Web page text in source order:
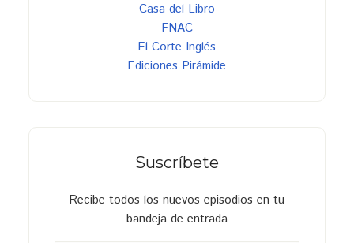
Casa del Libro
FNAC
El Corte Inglés
Ediciones Pirámide
Suscríbete
Recibe todos los nuevos episodios en tu
bandeja de entrada